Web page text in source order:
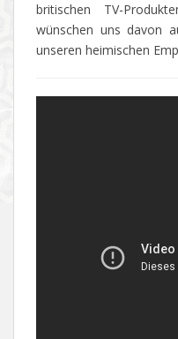
britischen TV-
wünschen uns davon
unseren heimischen